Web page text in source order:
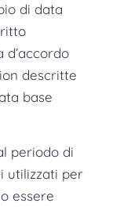
di data
descritte
base
periodo di
utilizzati per
essere